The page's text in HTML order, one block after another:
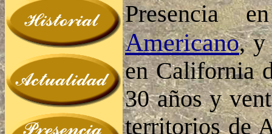
Presencia
Americano, y
en California
30 años y
territorios de